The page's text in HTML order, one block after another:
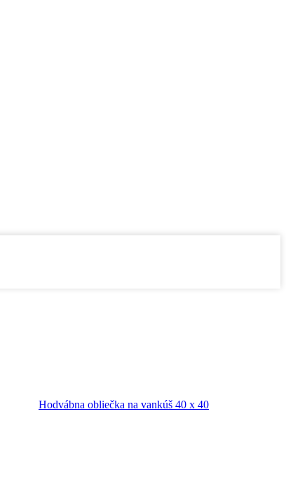
Hodvábna obliečka na vankúš 40 x 40